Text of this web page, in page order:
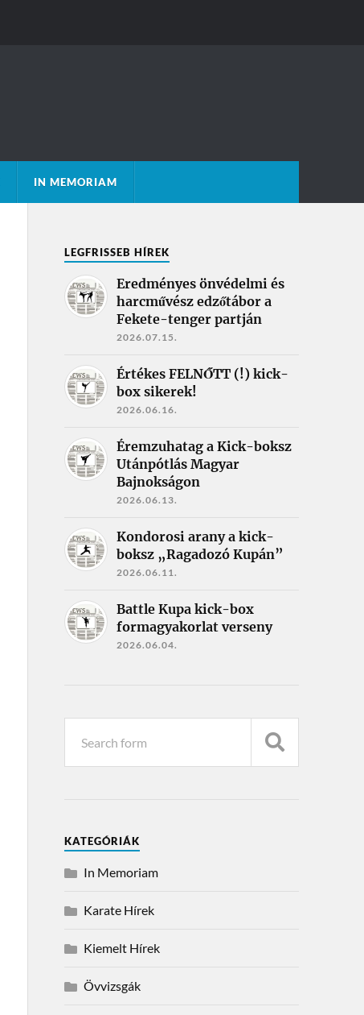
IN MEMORIAM
LEGFRISSEB HÍREK
Eredményes önvédelmi és
harcművész edzőtábor a
Fekete-tenger partján
2026.07.15.
Értékes FELNŐTT (!) kick-
box sikerek!
2026.06.16.
Éremzuhatag a Kick-boksz
Utánpótlás Magyar
Bajnokságon
2026.06.13.
Kondorosi arany a kick-
boksz „Ragadozó Kupán”
2026.06.11.
Battle Kupa kick-box
formagyakorlat verseny
2026.06.04.
KATEGÓRIÁK
In Memoriam
Karate Hírek
Kiemelt Hírek
Övvizsgák